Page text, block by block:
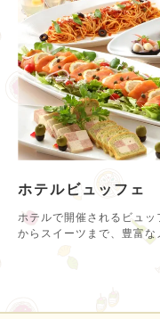
ホテルビュッフェ
ホテルで開催されるビュ
からスイーツまで、豊富